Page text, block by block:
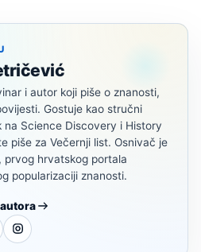
i autor koji piše o znanosti,
Gostuje kao stručni
na Science Discovery i History
piše za Večernji list. Osnivač je
prvog hrvatskog portala
popularizaciji znanosti.